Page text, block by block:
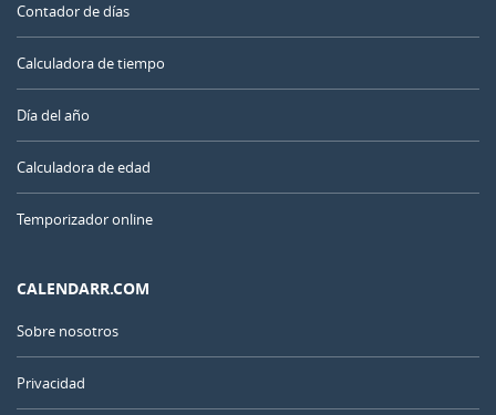
Contador de días
Calculadora de tiempo
Día del año
Calculadora de edad
Temporizador online
CALENDARR.COM
Sobre nosotros
Privacidad